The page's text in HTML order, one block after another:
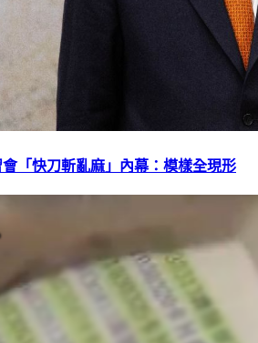
「快刀斬亂麻」內幕：模樣全現形